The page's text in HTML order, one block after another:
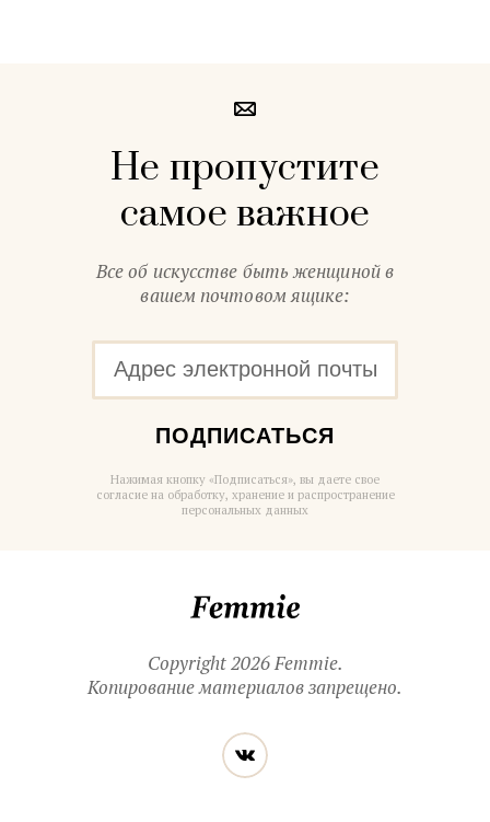
Не пропустите
самое важное
Все об искусстве быть женщиной в
вашем почтовом ящике:
ПОДПИСАТЬСЯ
Нажимая кнопку «Подписаться», вы даете свое
согласие на обработку, хранение и распространение
персональных данных
Copyright 2026 Femmie.
Копирование материалов запрещено.
Читайте
нас
в социальных